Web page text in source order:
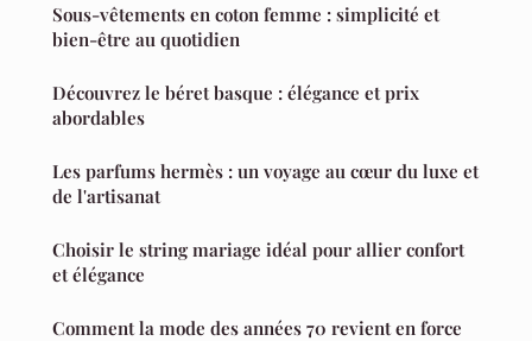
Sous-vêtements en coton femme : simplicité et
bien-être au quotidien
Découvrez le béret basque : élégance et prix
abordables
Les parfums hermès : un voyage au cœur du luxe et
de l'artisanat
Choisir le string mariage idéal pour allier confort
et élégance
Comment la mode des années 70 revient en force